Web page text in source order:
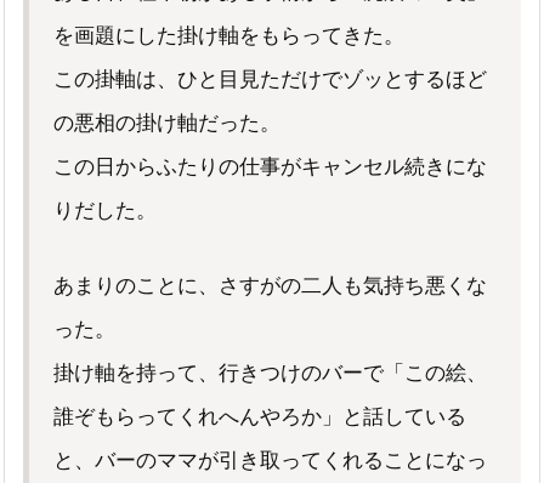
を画題にした掛け軸をもらってきた。
この掛軸は、ひと目見ただけでゾッとするほど
の悪相の掛け軸だった。
この日からふたりの仕事がキャンセル続きにな
りだした。
あまりのことに、さすがの二人も気持ち悪くな
った。
掛け軸を持って、行きつけのバーで「この絵、
誰ぞもらってくれへんやろか」と話している
と、バーのママが引き取ってくれることになっ